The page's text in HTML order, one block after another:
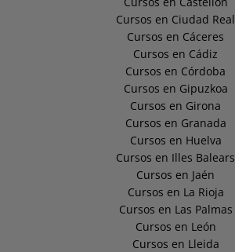
Cursos en Ciudad Real
Cursos en Cáceres
Cursos en Cádiz
Cursos en Córdoba
Cursos en Gipuzkoa
Cursos en Girona
Cursos en Granada
Cursos en Huelva
Cursos en Illes Balears
Cursos en Jaén
Cursos en La Rioja
Cursos en Las Palmas
Cursos en León
Cursos en Lleida